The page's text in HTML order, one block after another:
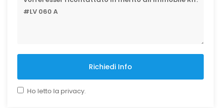
Richiedi Info
Ho letto la privacy.